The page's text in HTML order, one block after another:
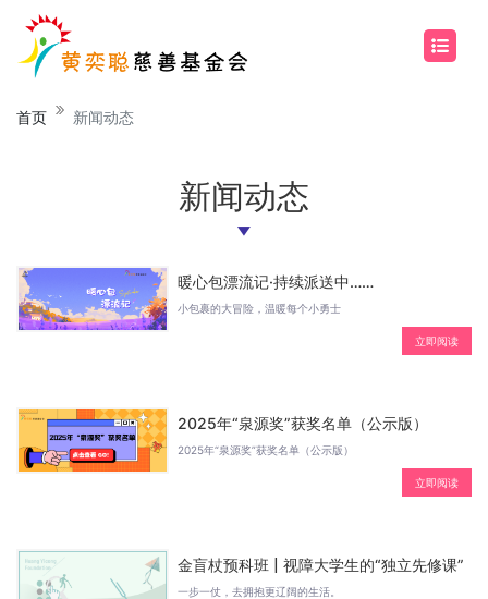
首页 新闻动态
新闻动态
暖心包漂流记·持续派送中……
小包裹的大冒险，温暖每个小勇士
立即阅读
2025年“泉源奖”获奖名单（公示版）
2025年“泉源奖”获奖名单（公示版）
立即阅读
金盲杖预科班 | 视障大学生的“独立先修课”
一步一仗，去拥抱更辽阔的生活。